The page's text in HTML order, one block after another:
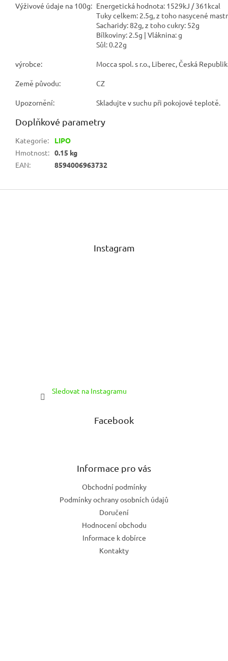
Výživové údaje na 100g: Energetická hodnota: 1529kJ / 361kcal
Tuky celkem: 2.5g, z toho nasycené
Sacharidy: 82g, z toho cukry: 52g
Bílkoviny: 2.5g | Vláknina: g
Sůl: 0.22g
výrobce: Mocca spol. s r.o., Liberec, Česká
Země původu: CZ
Upozornění: Skladujte v suchu při pokojové teplotě.
Doplňkové parametry
Kategorie:
LIPO
Hmotnost: 0.15 kg
EAN: 8594006963732
Z
Instagram
Sledovat na Instagramu
Facebook
Informace pro vás
Obchodní podmínky
Podmínky ochrany osobních údajů
Doručení
Hodnocení obchodu
Informace k dobírce
Kontakty